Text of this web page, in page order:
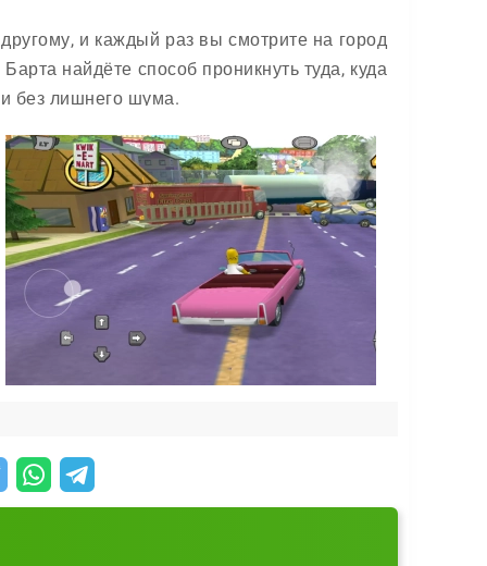
и каждый раз вы смотрите на город
найдёте способ проникнуть туда, куда
без лишнего шума.
где-то - найти что-то на карте, где-то -
спрятаны коллекционные предметы,
сразу, а остальные - чуть позже.